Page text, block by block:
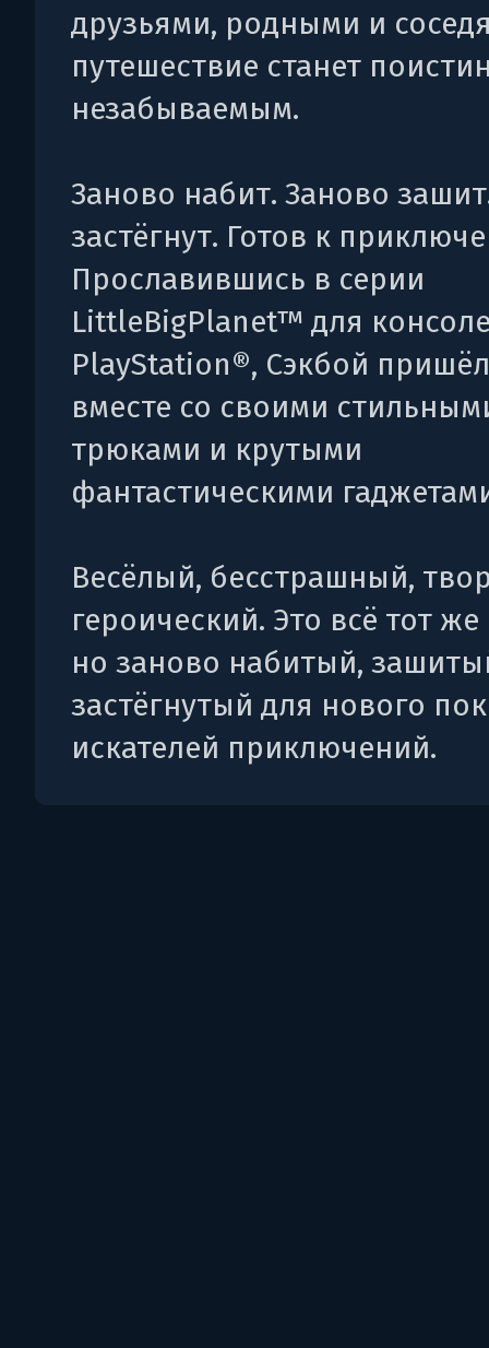
друзьями, родными и
путешествие станет
незабываемым.
Заново набит. Заново
застёгнут. Готов к
Прославившись в серии
LittleBigPlanet™ для
PlayStation®, Сэкбой
вместе со своими
трюками и крутыми
фантастическими
Весёлый, бесстрашный,
героический. Это всё тот
но заново набитый,
застёгнутый для нового
искателей приключений.